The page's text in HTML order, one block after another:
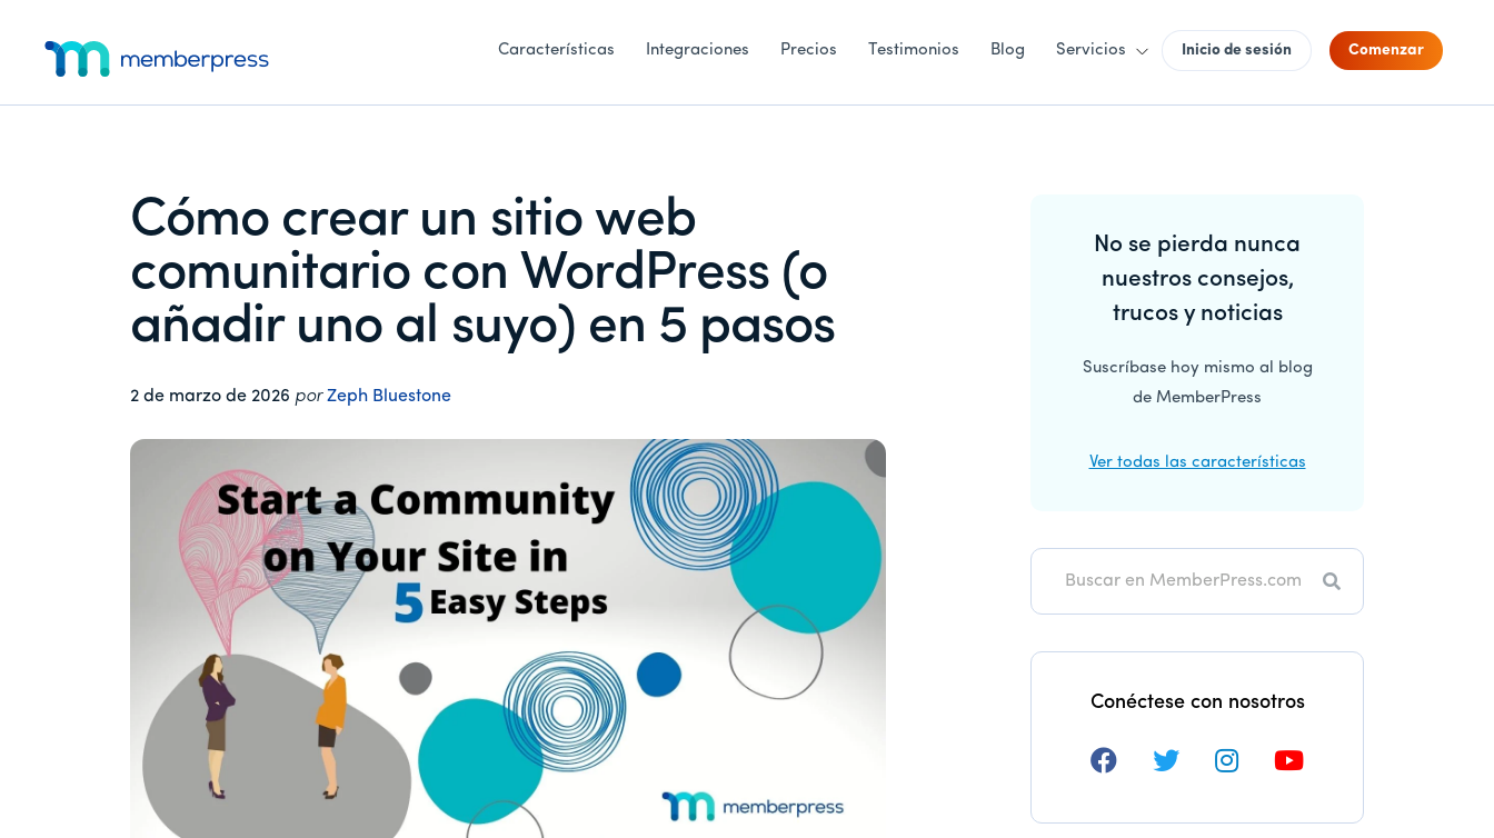
contenido
adicional
WordPress
Características Integraciones Precios Testimonios Blog Servicios Inicio de sesión Comenzar
Cómo crear un sitio web
comunitario con WordPress (o
añadir uno al suyo) en 5 pasos
2 de marzo de 2026 porZeph Bluestone
lateral
principal
No se pierda nunca
nuestros consejos,
trucos y noticias
Suscríbase hoy mismo al blog
de MemberPress
Ver todas las características
Buscar
Conéctese con nosotros